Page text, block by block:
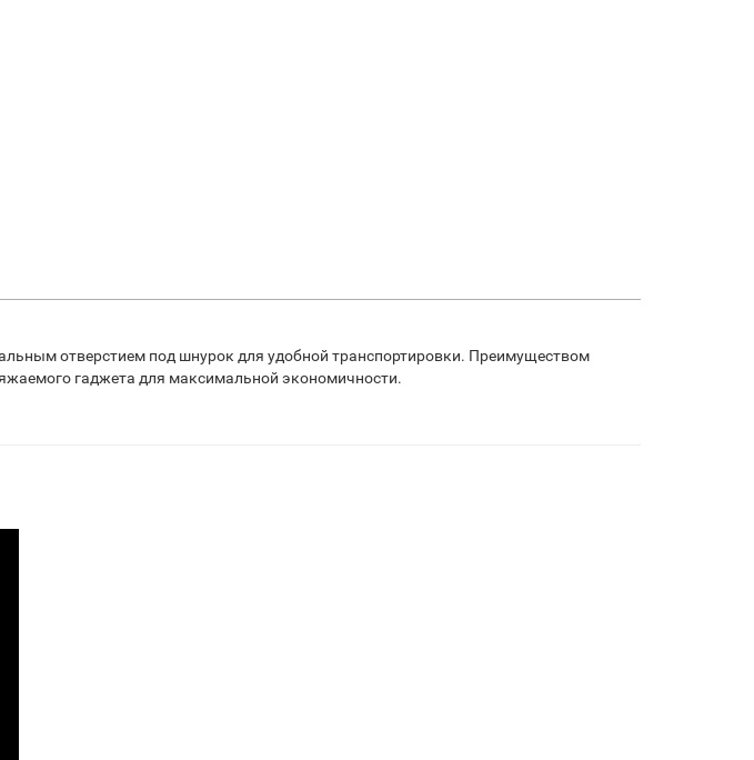
отверстием под шнурок для удобной транспортировки. Преимуществом
гаджета для максимальной экономичности.